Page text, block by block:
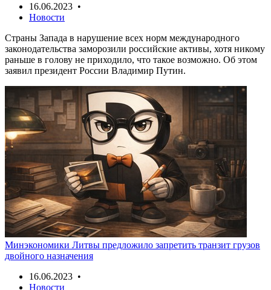
16.06.2023 •
Новости
Страны Запада в нарушение всех норм международного
законодательства заморозили российские активы, хотя никому
раньше в голову не приходило, что такое возможно. Об этом
заявил президент России Владимир Путин.
Минэкономики Литвы предложило запретить транзит грузов
двойного назначения
16.06.2023 •
Новости